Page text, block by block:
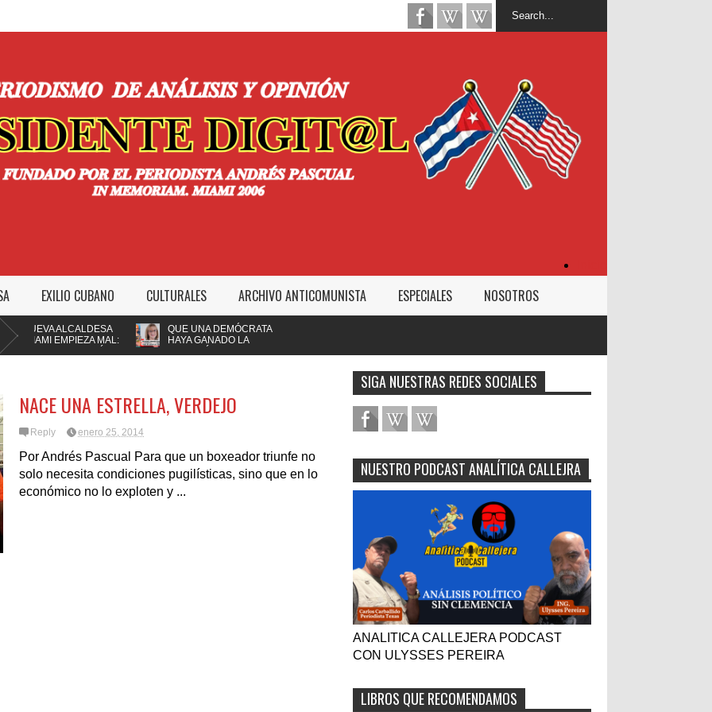
EXILIO CUBANO CULTURALES ARCHIVO ANTICOMUNISTA ESPECIALES NOSOTROS
ALCALDESA
EMPIEZA MAL:
A LA POLICÍA
QUE UNA DEMÓCRATA
HAYA GANADO LA
NACE UNA ESTRELLA, VERDEJO
Reply enero 25, 2014
Por Andrés Pascual Para que un boxeador triunfe no
solo necesita condiciones pugilísticas, sino que en lo
económico no lo exploten y ...
SIGA NUESTRAS REDES SOCIALES
NUESTRO PODCAST ANALÍTICA CALLEJRA
ANALITICA CALLEJERA PODCAST
CON ULYSSES PEREIRA
LIBROS QUE RECOMENDAMOS